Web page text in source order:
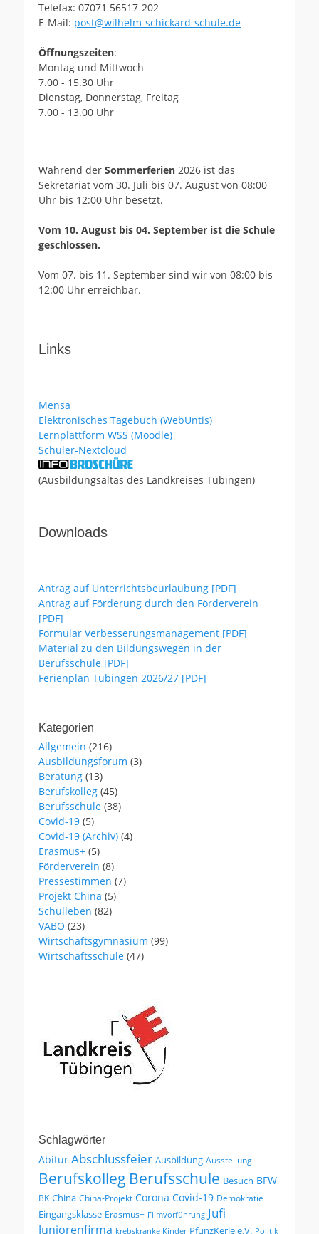
Telefax: 07071 56517-202
E-Mail: post@wilhelm-schickard-schule.de
Öffnungszeiten:
Montag und Mittwoch
7.00 - 15.30 Uhr
Dienstag, Donnerstag, Freitag
7.00 - 13.00 Uhr
Während der Sommerferien 2026 ist das
Sekretariat vom 30. Juli bis 07. August von 08:00
Uhr bis 12:00 Uhr besetzt.
Vom 10. August bis 04. September ist die Schule
geschlossen.
Vom 07. bis 11. September sind wir von 08:00 bis
12:00 Uhr erreichbar.
Links
Mensa
Elektronisches Tagebuch (WebUntis)
Lernplattform WSS (Moodle)
Schüler-Nextcloud
(Ausbildungsaltas des Landkreises Tübingen)
Downloads
Antrag auf Unterrichtsbeurlaubung [PDF]
Antrag auf Förderung durch den Förderverein
[PDF]
Formular Verbesserungsmanagement [PDF]
Material zu den Bildungswegen in der
Berufsschule [PDF]
Ferienplan Tübingen 2026/27 [PDF]
Kategorien
Allgemein (216)
Ausbildungsforum (3)
Beratung (13)
Berufskolleg (45)
Berufsschule (38)
Covid-19 (5)
Covid-19 (Archiv) (4)
Erasmus+ (5)
Förderverein (8)
Pressestimmen (7)
Projekt China (5)
Schulleben (82)
VABO (23)
Wirtschaftsgymnasium (99)
Wirtschaftsschule (47)
Schlagwörter
Abitur Abschlussfeier Ausbildung Ausstellung
Berufskolleg Berufsschule Besuch BFW
BK China China-Projekt Corona Covid-19 Demokratie
Eingangsklasse Erasmus+ Filmvorführung Jufi
Juniorenfirma krebskranke Kinder PfunzKerle e.V. Politik